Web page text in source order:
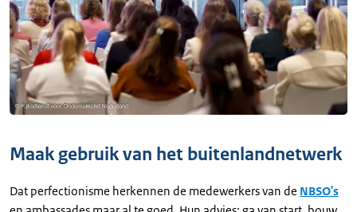
Maak gebruik van het buitenlandnetwerk
Dat perfectionisme herkennen de medewerkers van de NBSO's